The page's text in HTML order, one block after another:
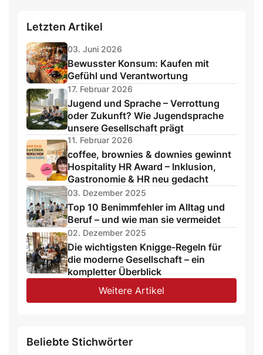
Letzten Artikel
03. Juni 2026
Bewusster Konsum: Kaufen mit
Gefühl und Verantwortung
17. Februar 2026
Jugend und Sprache – Verrottung
oder Zukunft? Wie Jugendsprache
unsere Gesellschaft prägt
11. Februar 2026
coffee, brownies & downies gewinnt
Hospitality HR Award – Inklusion,
Gastronomie & HR neu gedacht
03. Dezember 2025
Top 10 Benimmfehler im Alltag und
Beruf – und wie man sie vermeidet
02. Dezember 2025
Die wichtigsten Knigge-Regeln für
die moderne Gesellschaft – ein
kompletter Überblick
Weitere Artikel
Beliebte Stichwörter